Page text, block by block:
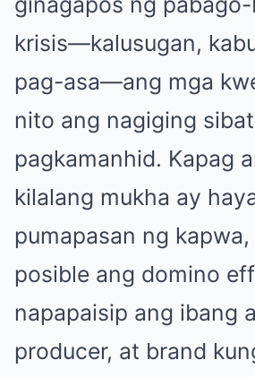
krisis—kalusugan,
pag-asa—ang mga
nito ang nagiging
pagkamanhid. Kapag
kilalang mukha ay
pumapasan ng
posible ang domino
napapaisip ang ibang
producer, at brand